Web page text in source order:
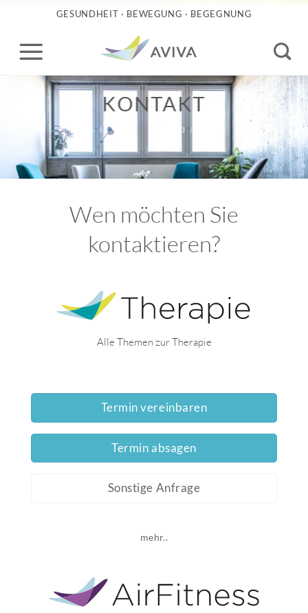
springen
GESUNDHEIT · BEWEGUNG · BEGEGNUNG
KONTAKT
Wen möchten Sie
kontaktieren?
Alle Themen zur Therapie
Termin vereinbaren
Termin absagen
Sonstige Anfrage
mehr..